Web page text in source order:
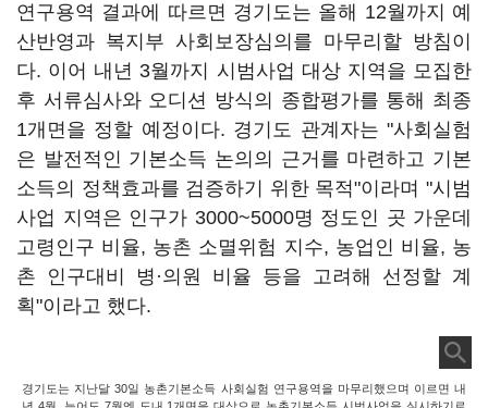
연구용역 결과에 따르면 경기도는 올해 12월까지 예
산반영과 복지부 사회보장심의를 마무리할 방침이
다. 이어 내년 3월까지 시범사업 대상 지역을 모집한
후 서류심사와 오디션 방식의 종합평가를 통해 최종
1개면을 정할 예정이다. 경기도 관계자는 "사회실험
은 발전적인 기본소득 논의의 근거를 마련하고 기본
소득의 정책효과를 검증하기 위한 목적"이라며 "시범
사업 지역은 인구가 3000~5000명 정도인 곳 가운데
고령인구 비율, 농촌 소멸위험 지수, 농업인 비율, 농
촌 인구대비 병·의원 비율 등을 고려해 선정할 계
획"이라고 했다.
경기도는 지난달 30일 농촌기본소득 사회실험 연구용역을 마무리했으며 이르면 내